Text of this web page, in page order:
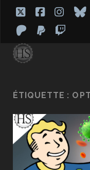
twitterfacebook
patreon
paypal
ÉTIQUETTE :